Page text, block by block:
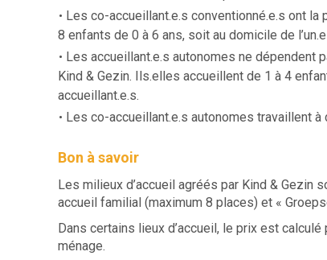
Les co-accueillant.e.s conventionné.e.s ont
8 enfants de 0 à 6 ans, soit au domicile de
Les accueillant.e.s autonomes ne dépendent
Kind & Gezin. Ils.elles accueillent de 1 à 4
accueillant.e.s.
Les co-accueillant.e.s autonomes travaillent
Bon à savoir
Les milieux d’accueil agréés par Kind & Gezin
accueil familial (maximum 8 places) et «
Dans certains lieux d’accueil, le prix est
ménage.